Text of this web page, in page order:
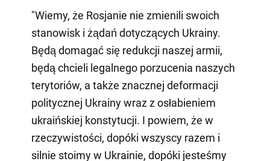
"Wiemy, że Rosjanie nie zmienili swoich
stanowisk i żądań dotyczących Ukrainy.
Będą domagać się redukcji naszej armii,
będą chcieli legalnego porzucenia naszych
terytoriów, a także znacznej deformacji
politycznej Ukrainy wraz z osłabieniem
ukraińskiej konstytucji. I powiem, że w
rzeczywistości, dopóki wszyscy razem i
silnie stoimy w Ukrainie, dopóki jesteśmy